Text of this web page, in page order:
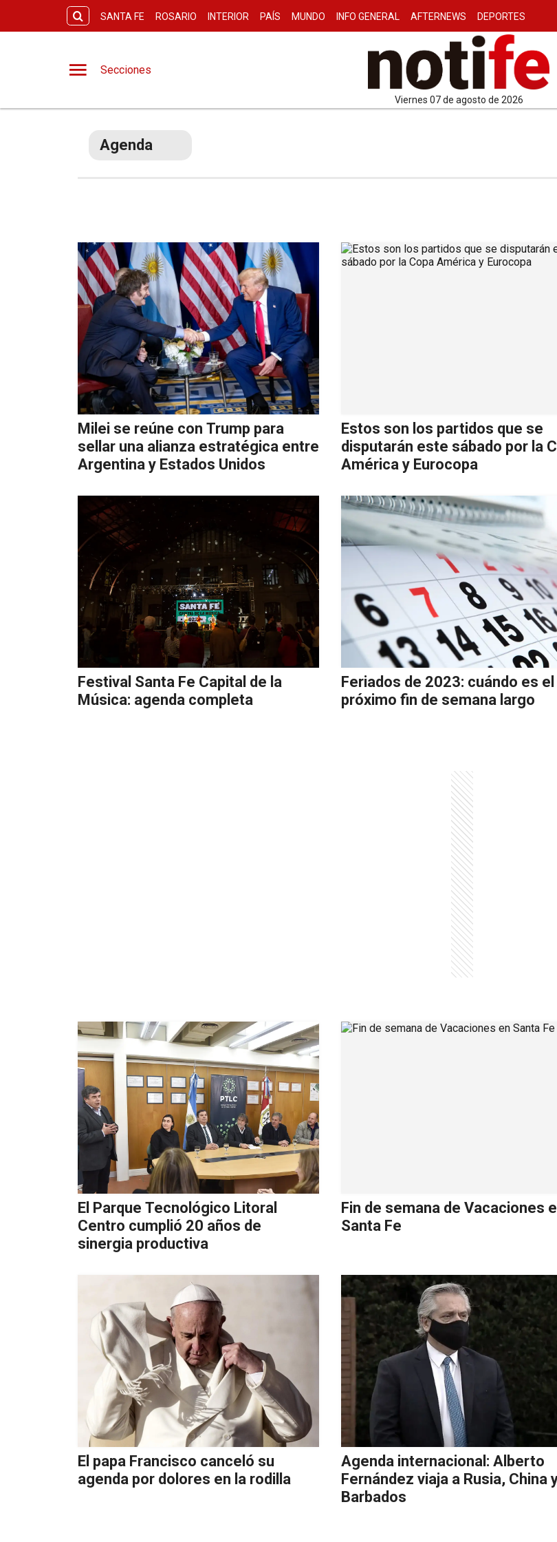
SANTA FE ROSARIO INTERIOR PAÍS MUNDO INFO GENERAL AFTERNEWS DEPORTES
Secciones
viernes 07 de agosto de 2026
Agenda
Milei se reúne con Trump para
sellar una alianza estratégica entre
Argentina y Estados Unidos
Estos son los partidos que se
disputarán este sábado por la
América y Eurocopa
Festival Santa Fe Capital de la
Música: agenda completa
Feriados de 2023: cuándo es el
próximo fin de semana largo
El Parque Tecnológico Litoral
Centro cumplió 20 años de
sinergia productiva
Fin de semana de Vacaciones
Santa Fe
El papa Francisco canceló su
agenda por dolores en la rodilla
Agenda internacional: Alberto
Fernández viaja a Rusia, China
Barbados